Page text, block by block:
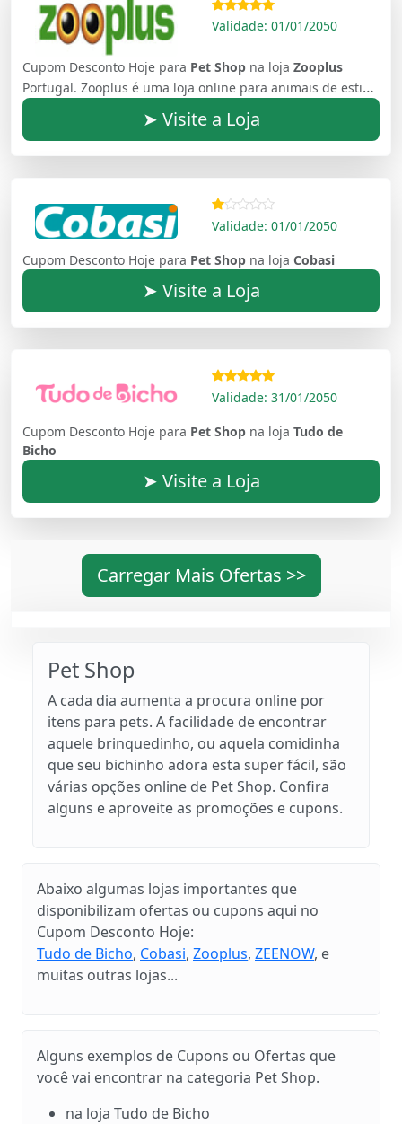
Validade: 01/01/2050
Cupom Desconto Hoje para Pet Shop na loja Zooplus
Portugal. Zooplus é uma loja online para animais de estimação líder na Europa e que está presente em mais de 24 países.
➤ Visite a Loja
Validade: 01/01/2050
Cupom Desconto Hoje para Pet Shop na loja Cobasi
➤ Visite a Loja
Validade: 31/01/2050
Cupom Desconto Hoje para Pet Shop na loja Tudo de
Bicho
➤ Visite a Loja
Carregar Mais Ofertas >>
Pet Shop
A cada dia aumenta a procura online por
itens para pets. A facilidade de encontrar
aquele brinquedinho, ou aquela comidinha
que seu bichinho adora esta super fácil, são
várias opções online de Pet Shop. Confira
alguns e aproveite as promoções e cupons.
Abaixo algumas lojas importantes que
disponibilizam ofertas ou cupons aqui no
Cupom Desconto Hoje:
Tudo de Bicho, Cobasi, Zooplus, ZEENOW, e
muitas outras lojas...
Alguns exemplos de Cupons ou Ofertas que
você vai encontrar na categoria Pet Shop.
na loja Tudo de Bicho